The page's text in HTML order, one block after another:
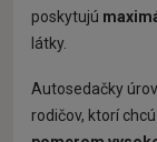
poskytujú
látky.
Autosedačky
rodičov, ktorí